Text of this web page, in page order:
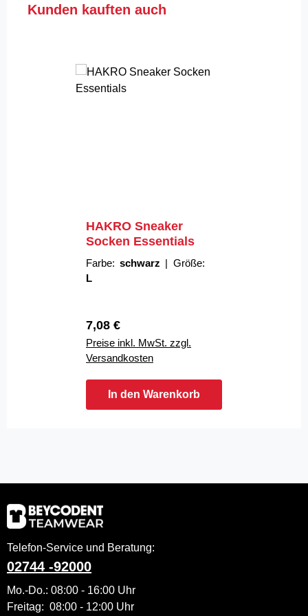
Produktgalerie überspringen
Kunden kauften auch
HAKRO Sneaker
Socken Essentials
Farbe: schwarz | Größe:
L
Regulärer Preis:
7,08 €
Preise inkl. MwSt. zzgl.
Versandkosten
In den Warenkorb
Telefon-Service und Beratung:
02744 -92000
Mo.-Do.: 08:00 - 16:00 Uhr
Freitag: 08:00 - 12:00 Uhr